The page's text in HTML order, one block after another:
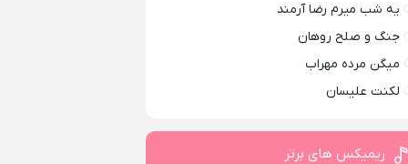
یه شب میرم رضا آرمند
جنگ و صلح روهان
میگن مرده مهراب
لکنت علیسان
ریمیکس های برتر